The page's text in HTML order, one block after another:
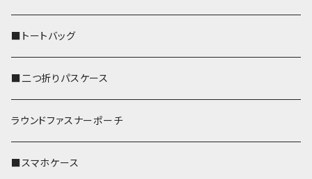
■トートバッグ
■二つ折りパスケース
ラウンドファスナーポーチ
■スマホケース